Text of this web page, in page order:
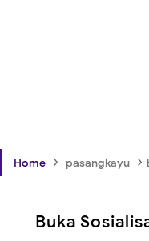
Home › pasangkayu ›
Buka